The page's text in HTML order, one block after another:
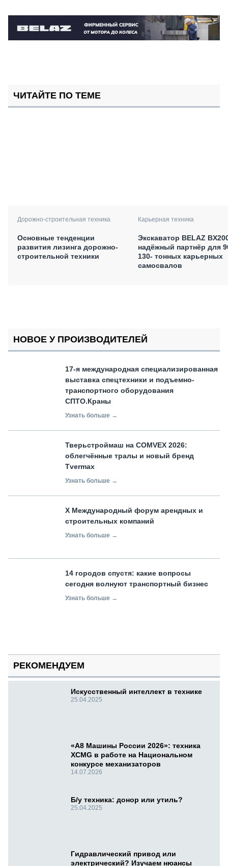
ЧИТАЙТЕ ПО ТЕМЕ
Дорожно-строительная техника
Основные тенденции
развития лизинга дорожно-
строительной техники
Карьерная техника
Экскаватор BELAZ
надёжный партнёр для
130- тонных карьерных
самосвалов
НОВОЕ У ПРОИЗВОДИТЕЛЕЙ
17-я международная специализированная
выставка спецтехники и подъемно-
транспортного оборудования
СПТО.Краны
Узнать больше →
Тверьстроймаш на COMVEX 2026:
облегчённые тралы и новый бренд
Tvermax
Узнать больше →
X Международный форум арендных и
строительных компаний
Узнать больше →
14 городов спустя: какие вопросы
сегодня волнуют транспортный бизнес
Узнать больше →
РЕКОМЕНДУЕМ
Искусственный интеллект в технике
25.04.2025
«А8 Машины России 2026»: техника
XCMG в работе на Национальном
конкурсе механизаторов
14.07.2026
Б/у техника: донор или утиль?
25.04.2025
Гидравлический привод или
электрический? Изучаем нюансы